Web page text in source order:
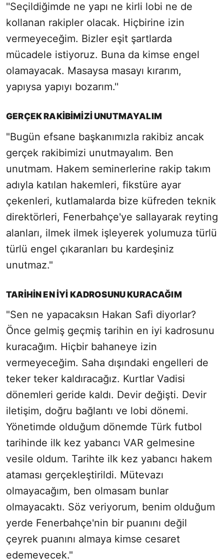
''Seçildiğimde ne yapı ne kirli lobi ne de
kollanan rakipler olacak. Hiçbirine izin
vermeyeceğim. Bizler eşit şartlarda
mücadele istiyoruz. Buna da kimse engel
olamayacak. Masaysa masayı kırarım,
yapıysa yapıyı bozarım.''
GERÇEK RAKİBİMİZİ UNUTMAYALIM
"Bugün efsane başkanımızla rakibiz ancak
gerçek rakibimizi unutmayalım. Ben
unutmam. Hakem seminerlerine rakip takım
adıyla katılan hakemleri, fikstüre ayar
çekenleri, kutlamalarda bize küfreden teknik
direktörleri, Fenerbahçe'ye sallayarak reyting
alanları, ilmek ilmek işleyerek yolumuza türlü
türlü engel çıkaranları bu kardeşiniz
unutmaz."
TARİHİN EN İYİ KADROSUNU KURACAĞIM
"Sen ne yapacaksın Hakan Safi diyorlar?
Önce gelmiş geçmiş tarihin en iyi kadrosunu
kuracağım. Hiçbir bahaneye izin
vermeyeceğim. Saha dışındaki engelleri de
teker teker kaldıracağız. Kurtlar Vadisi
dönemleri geride kaldı. Devir değişti. Devir
iletişim, doğru bağlantı ve lobi dönemi.
Yönetimde olduğum dönemde Türk futbol
tarihinde ilk kez yabancı VAR gelmesine
vesile oldum. Tarihte ilk kez yabancı hakem
ataması gerçekleştirildi. Mütevazı
olmayacağım, ben olmasam bunlar
olmayacaktı. Söz veriyorum, benim olduğum
yerde Fenerbahçe'nin bir puanını değil
çeyrek puanını almaya kimse cesaret
edemeyecek."